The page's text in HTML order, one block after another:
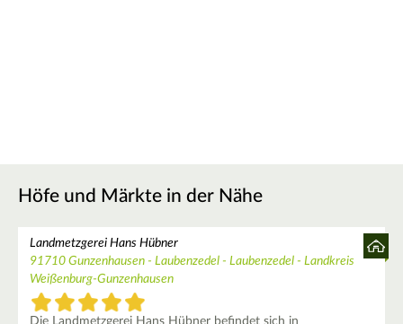
Höfe und Märkte in der Nähe
Landmetzgerei Hans Hübner
91710 Gunzenhausen - Laubenzedel - Laubenzedel - Landkreis
Weißenburg-Gunzenhausen